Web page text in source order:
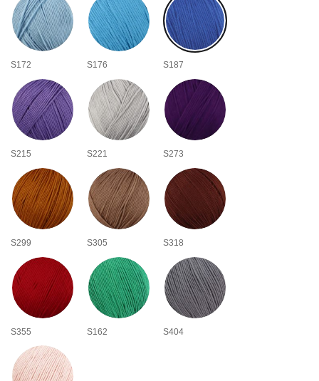
S172 S176 S187
S215 S221 S273
S299 S305 S318
S355 S162 S404